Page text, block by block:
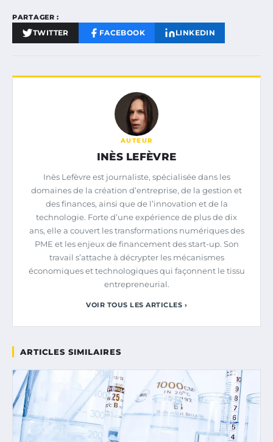
PARTAGER :
TWITTER FACEBOOK LINKEDIN
AUTEUR
INÈS LEFÈVRE
Inès Lefèvre est journaliste, spécialisée dans les
domaines de la création d’entreprise, de la gestion et
des finances, ainsi que de l’innovation et de la
technologie. Forte d’une expérience de plus de dix
ans, elle a couvert les transformations numériques des
PME et les enjeux de financement des start-up. Son
travail s’attache à décrypter les mécanismes
économiques et technologiques qui façonnent le tissu
entrepreneurial.
VOIR TOUS LES ARTICLES ›
ARTICLES SIMILAIRES